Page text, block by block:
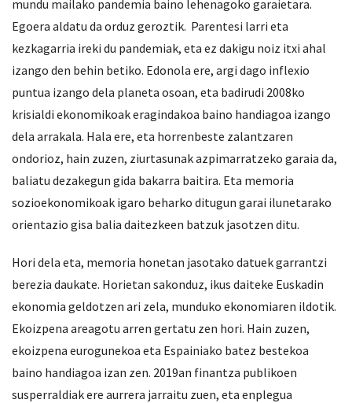
mundu mailako pandemia baino lehenagoko garaietara.
Egoera aldatu da orduz geroztik. Parentesi larri eta
kezkagarria ireki du pandemiak, eta ez dakigu noiz itxi ahal
izango den behin betiko. Edonola ere, argi dago inflexio
puntua izango dela planeta osoan, eta badirudi 2008ko
krisialdi ekonomikoak eragindakoa baino handiagoa izango
dela arrakala. Hala ere, eta horrenbeste zalantzaren
ondorioz, hain zuzen, ziurtasunak azpimarratzeko garaia da,
baliatu dezakegun gida bakarra baitira. Eta memoria
sozioekonomikoak igaro beharko ditugun garai ilunetarako
orientazio gisa balia daitezkeen batzuk jasotzen ditu.
Hori dela eta, memoria honetan jasotako datuek garrantzi
berezia daukate. Horietan sakonduz, ikus daiteke Euskadin
ekonomia geldotzen ari zela, munduko ekonomiaren ildotik.
Ekoizpena areagotu arren gertatu zen hori. Hain zuzen,
ekoizpena eurogunekoa eta Espainiako batez bestekoa
baino handiagoa izan zen. 2019an finantza publikoen
susperraldiak ere aurrera jarraitu zuen, eta enplegua